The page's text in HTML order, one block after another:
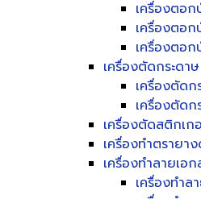
เครื่องตอก
เครื่องตอก
เครื่องตอก
เครื่องตัดกระดาษ
เครื่องตัดก
เครื่องตัดก
เครื่องตัดสติกเก
เครื่องทำตรายา
เครื่องทำลายเอก
เครื่องทำล